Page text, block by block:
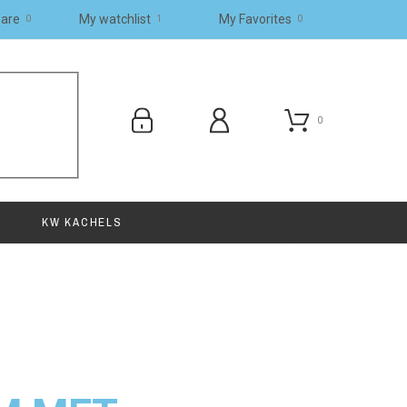
0 My watchlist 1 My Favorites 0
0
KW KACHELS